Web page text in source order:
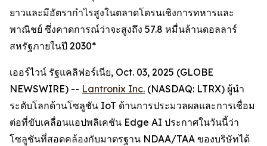
ยาวและมีอัตรากำไรสูงในตลาดโดรนเชิงการทหารและ
พาณิชย์ ซึ่งคาดการณ์ว่าจะสูงถึง 57.8 หมื่นล้านดอลลาร์
สหรัฐภายในปี 2030*
เออร์ไวน์ รัฐแคลิฟอร์เนีย, Oct. 03, 2025 (GLOBE
NEWSWIRE) -- Lantronix Inc. (NASDAQ: LTRX) ผู้นำ
ระดับโลกด้านโซลูชัน IoT ด้านการประมวลผลและการเชื่อม
ต่อที่ขับเคลื่อนแอปพลิเคชัน Edge AI ประกาศในวันนี้ว่า
โซลูชันที่สอดคล้องกับมาตรฐาน NDAA/TAA ของบริษัทได้